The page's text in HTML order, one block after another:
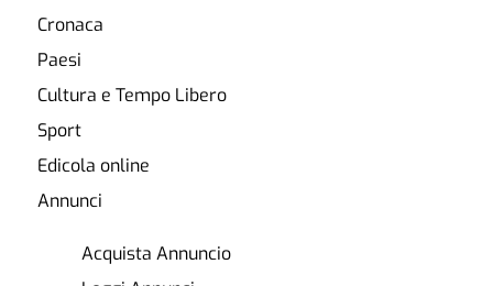
Cronaca
Paesi
Cultura e Tempo Libero
Sport
Edicola online
Annunci
Acquista Annuncio